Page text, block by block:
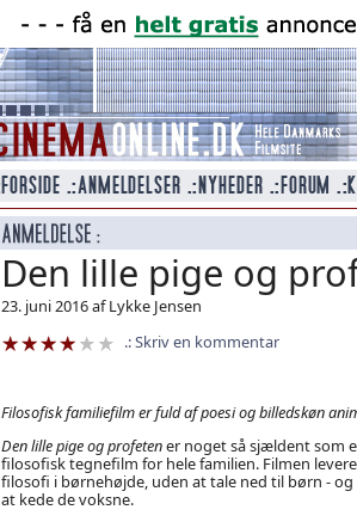
Den lille pige og
23. juni 2016 af Lykke Jensen
Skriv en kommentar
Filosofisk familiefilm er fuld af poesi og billedskøn
Den lille pige og profetener noget så sjældent som
filosofisk tegnefilm for hele familien. Filmen
filosofi i børnehøjde, uden at tale ned til børn - og
at kede de voksne.